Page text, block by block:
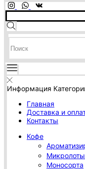
SEARCH
INPUT
Информация
Главная
Доставка и
Контакты
Кофе
Моносорта